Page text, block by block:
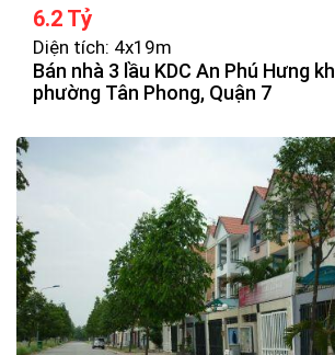
6.2 Tỷ
Diện tích: 4x19m
Bán nhà 3 lầu KDC An Phú Hưng
phường Tân Phong, Quận 7